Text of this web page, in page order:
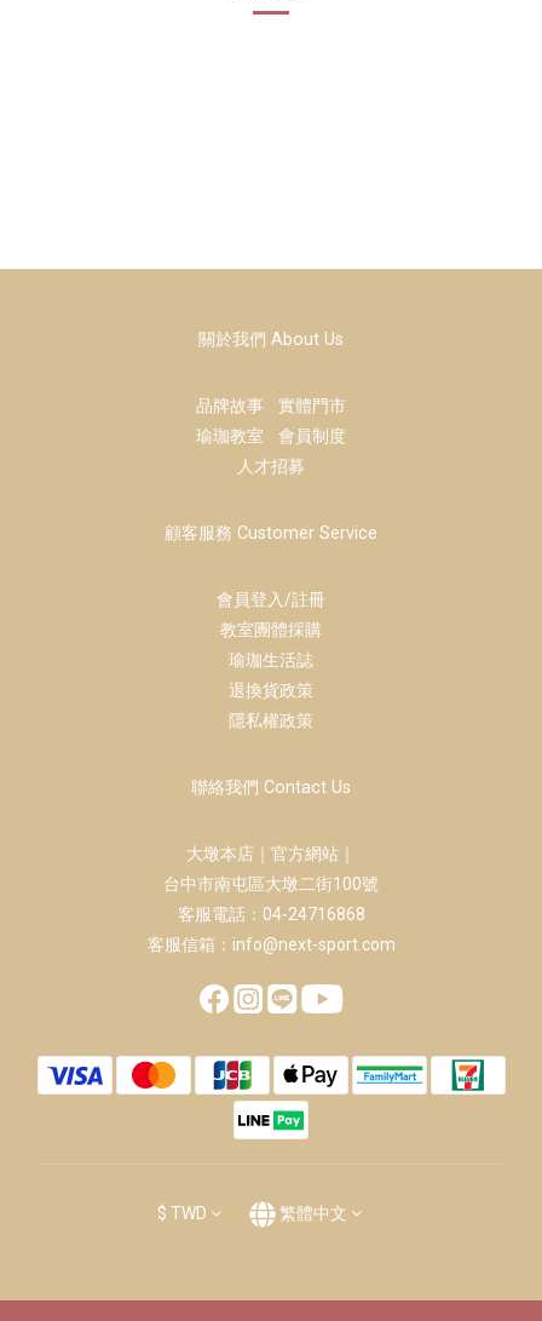
關於我們 About Us
品牌故事 實體門市
瑜珈教室 會員制度
人才招募
顧客服務 Customer Service
會員登入/註冊
教室團體採購
瑜珈生活誌
退換貨政策
隱私權政策
聯絡我們 Contact Us
大墩本店｜官方網站｜
台中市南屯區大墩二街100號
客服電話：04-24716868
客服信箱：info@next-sport.com
$ TWD 繁體中文